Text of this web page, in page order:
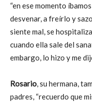
“en ese momento
desvenar, a freírlo y
siente mal, se
cuando ella sale del
embargo, lo hizo y me
Rosario , su hermana,
padres, “recuerdo que